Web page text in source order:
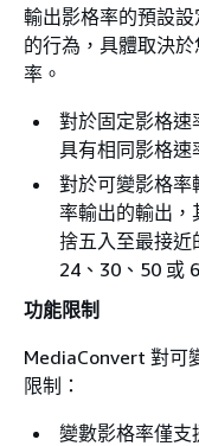
輸出影格率的預設設
的行為，具體取決
率。
對於固定影格速
具有相同影格速
對於可變影格率
率輸出的輸出，
捨五入至最接近
24、30、50 或
功能限制
MediaConvert 對可
限制：
變數影格率僅支